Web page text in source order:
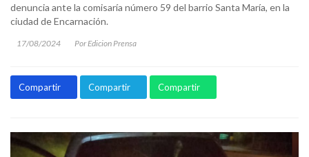
denuncia ante la comisaría número 59 del barrio Santa María, en la
ciudad de Encarnación.
17/08/2024 Por Edicion Prensa
Compartir Compartir Compartir